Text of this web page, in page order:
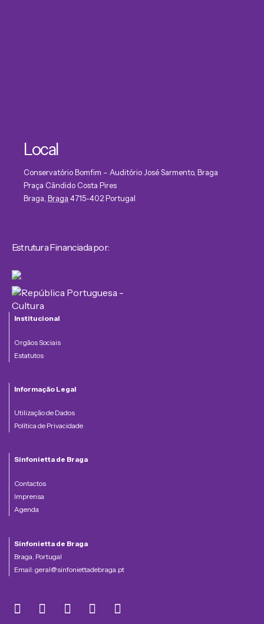
Local
Conservatório Bomfim – Auditório José Sarmento, Braga
Praça Cândido Costa Pires
Braga Braga 4715-402Portugal
Estrutura Financiada por:
Institucional
Orgãos Sociais
Estatutos
Informação Legal
Utilização de Dados
Política de Privacidade
Sinfonietta de Braga
Contactos
Imprensa
Agenda
Sinfonietta de Braga
Braga, Portugal
Email: geral@sinfoniettadebraga.pt